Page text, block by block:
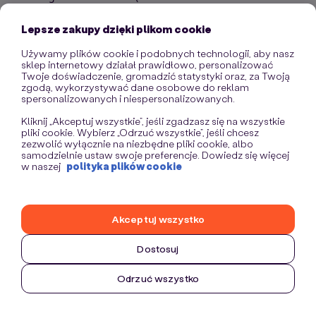
Lepsze zakupy dzięki plikom cookie
Używamy plików cookie i podobnych technologii, aby nasz
sklep internetowy działał prawidłowo, personalizować
Twoje doświadczenie, gromadzić statystyki oraz, za Twoją
zgodą, wykorzystywać dane osobowe do reklam
spersonalizowanych i niespersonalizowanych.
Kliknij „Akceptuj wszystkie”, jeśli zgadzasz się na wszystkie
pliki cookie. Wybierz „Odrzuć wszystkie”, jeśli chcesz
zezwolić wyłącznie na niezbędne pliki cookie, albo
samodzielnie ustaw swoje preferencje. Dowiedz się więcej
w naszej polityka plików cookie
Dostosuj
Odrzuć wszystko
Akceptuj wszystko